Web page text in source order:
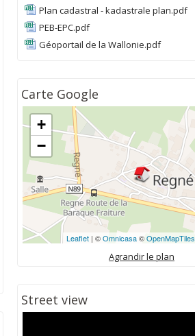
Plan cadastral - kadastrale plan.pdf
PEB-EPC.pdf
Géoportail de la Wallonie.pdf
Carte Google
+
−
Leaflet | ©Omnicasa©OpenMapTiles
Agrandir le plan
Street view